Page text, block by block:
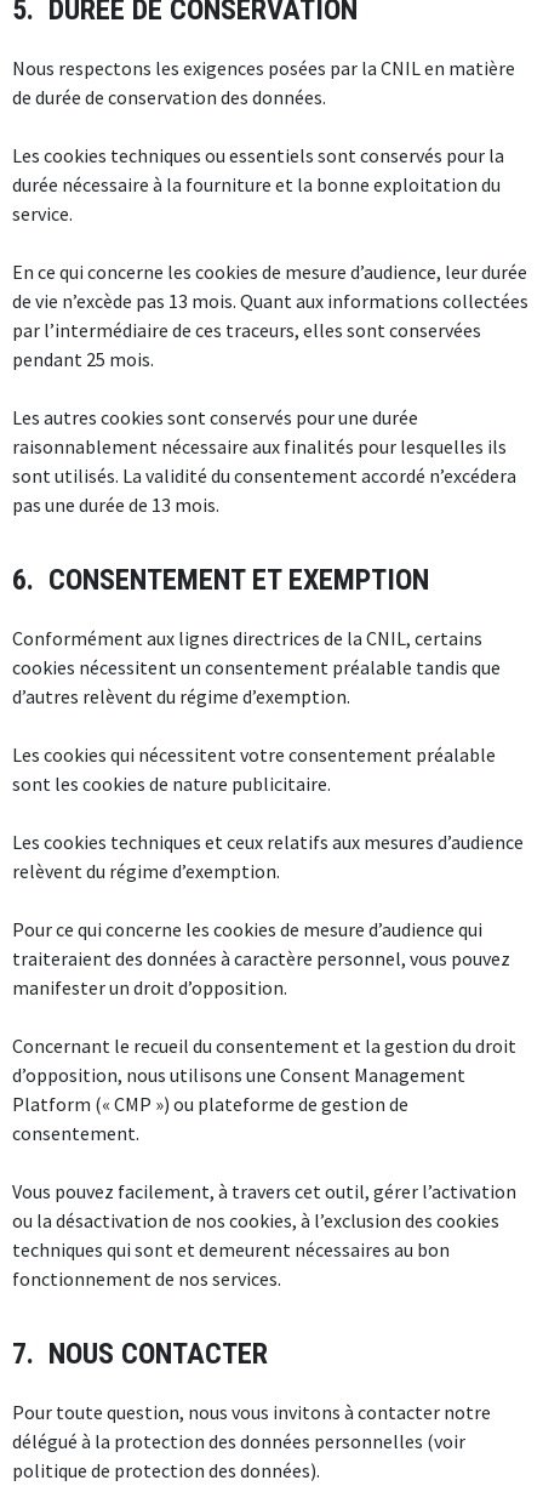
5. DUREE DE CONSERVATION
Nous respectons les exigences posées par la CNIL en matière
de durée de conservation des données.
Les cookies techniques ou essentiels sont conservés pour la
durée nécessaire à la fourniture et la bonne exploitation du
service.
En ce qui concerne les cookies de mesure d’audience, leur durée
de vie n’excède pas 13 mois. Quant aux informations collectées
par l’intermédiaire de ces traceurs, elles sont conservées
pendant 25 mois.
Les autres cookies sont conservés pour une durée
raisonnablement nécessaire aux finalités pour lesquelles ils
sont utilisés. La validité du consentement accordé n’excédera
pas une durée de 13 mois.
6. CONSENTEMENT ET EXEMPTION
Conformément aux lignes directrices de la CNIL, certains
cookies nécessitent un consentement préalable tandis que
d’autres relèvent du régime d’exemption.
Les cookies qui nécessitent votre consentement préalable
sont les cookies de nature publicitaire.
Les cookies techniques et ceux relatifs aux mesures d’audience
relèvent du régime d’exemption.
Pour ce qui concerne les cookies de mesure d’audience qui
traiteraient des données à caractère personnel, vous pouvez
manifester un droit d’opposition.
Concernant le recueil du consentement et la gestion du droit
d’opposition, nous utilisons une Consent Management
Platform (« CMP ») ou plateforme de gestion de
consentement.
Vous pouvez facilement, à travers cet outil, gérer l’activation
ou la désactivation de nos cookies, à l’exclusion des cookies
techniques qui sont et demeurent nécessaires au bon
fonctionnement de nos services.
7. NOUS CONTACTER
Pour toute question, nous vous invitons à contacter notre
délégué à la protection des données personnelles (voir
politique de protection des données).